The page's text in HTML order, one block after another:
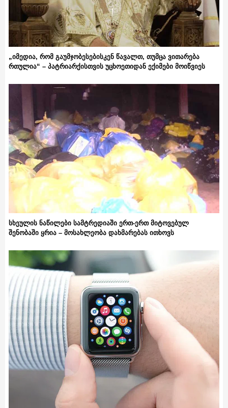
„იმედია, რომ გაუმჯობესებისკენ წავალთ, თუმცა ვითარება
რთულია“ – პატრიარქისთვის უცხოეთიდან ექიმები მოიწვიეს
სხეულის ნაწილები სამტრედიაში ერთ-ერთ მიტოვებულ
შენობაში ყრია – მოსახლეობა დახმარებას ითხოვს